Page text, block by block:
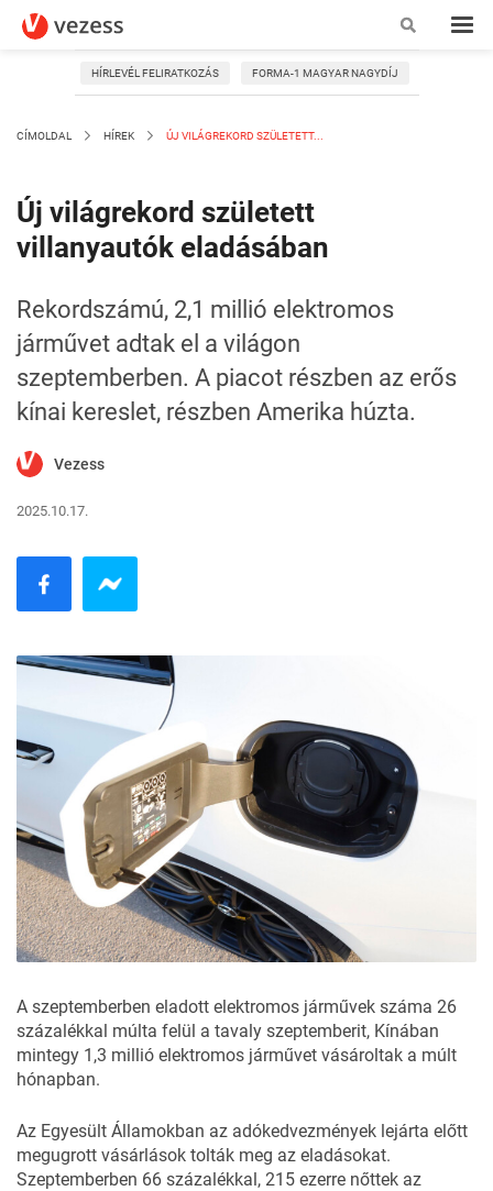
HÍRLEVÉL FELIRATKOZÁS FORMA-1 MAGYAR NAGYDÍJ
CÍMOLDAL HÍREK ÚJ VILÁGREKORD SZÜLETETT...
Új világrekord született
villanyautók eladásában
Rekordszámú, 2,1 millió elektromos
járművet adtak el a világon
szeptemberben. A piacot részben az erős
kínai kereslet, részben Amerika húzta.
Vezess
2025.10.17.
A szeptemberben eladott elektromos járművek száma 26
százalékkal múlta felül a tavaly szeptemberit, Kínában
mintegy 1,3 millió elektromos járművet vásároltak a múlt
hónapban.
Az Egyesült Államokban az adókedvezmények lejárta előtt
megugrott vásárlások tolták meg az eladásokat.
Szeptemberben 66 százalékkal, 215 ezerre nőttek az